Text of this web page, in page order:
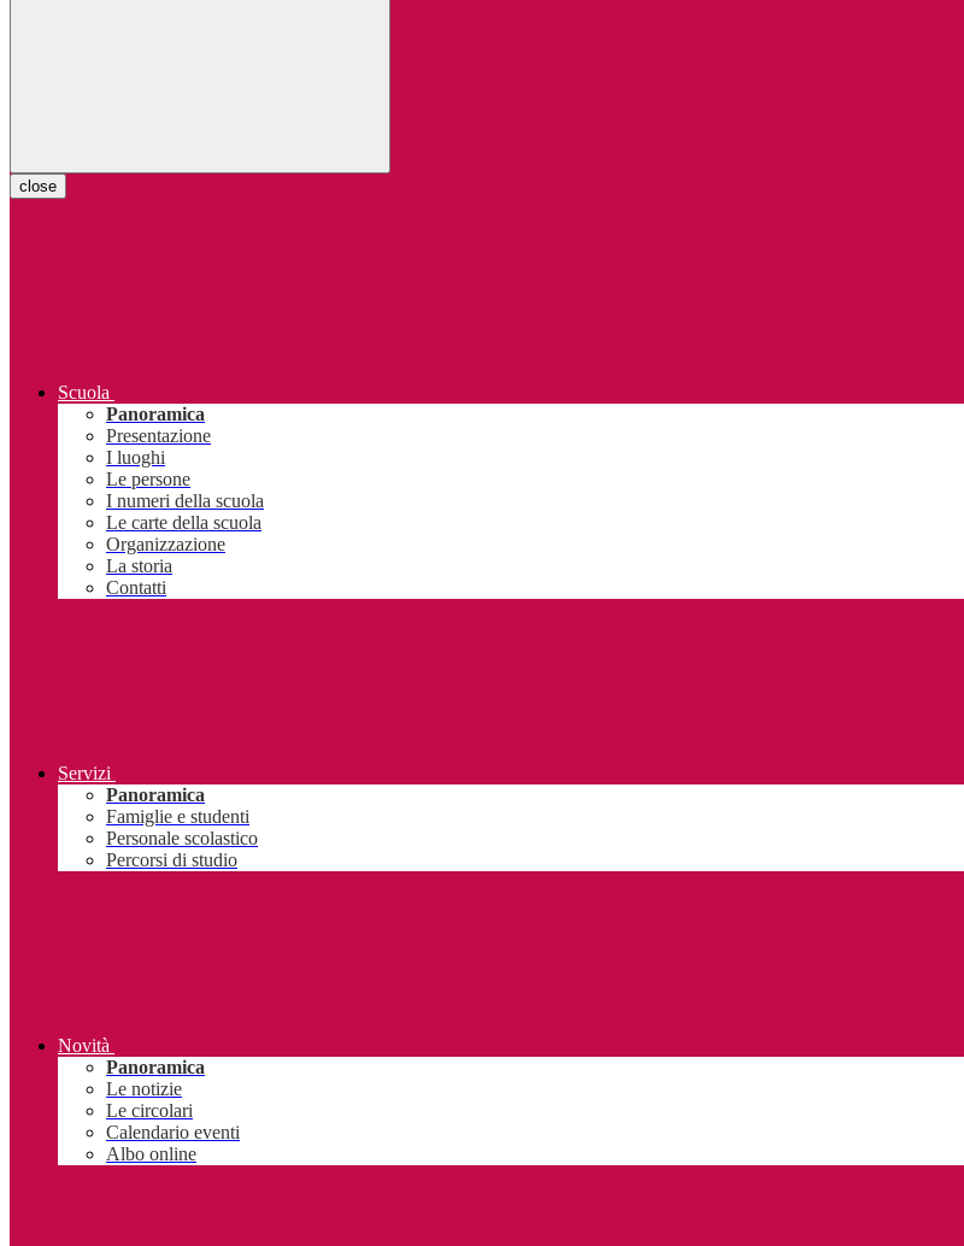
close
Scuola
Panoramica
Presentazione
I luoghi
Le persone
I numeri della scuola
Le carte della scuola
Organizzazione
La storia
Contatti
Servizi
Panoramica
Famiglie e studenti
Personale scolastico
Percorsi di studio
Novità
Panoramica
Le notizie
Le circolari
Calendario eventi
Albo online